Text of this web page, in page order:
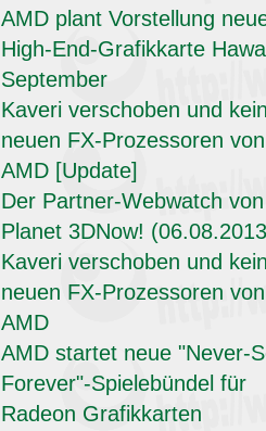
AMD plant Vorstellung
High-End-Grafikkarte
September
Kaveri verschoben und
neuen FX-Prozessoren von
AMD [Update]
Der Partner-Webwatch von
Planet 3DNow!
Kaveri verschoben und
neuen FX-Prozessoren von
AMD
AMD startet neue "Never-
Forever"-Spielebündel für
Radeon Grafikkarten